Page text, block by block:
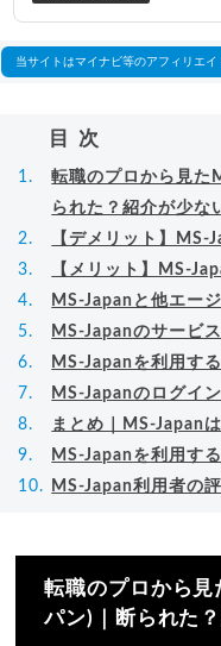
べらない
当サイトはマイナビ等のアフィリエ
目次
転職のプロから見た
られた？紹介が少な
【デメリット】MS-
【メリット】MS-
MS-Japanと他エー
MS-Japanのサービ
MS-Japanを利用す
MS-Japanのログイ
まとめ｜MS-Japan
MS-Japanを利用す
MS-Japan利用者の
転職のプロから見
パン)｜断られた